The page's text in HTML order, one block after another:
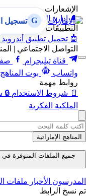
الإشعارات
🔔 إدارة الإشعارات
التطبيقات
🤖 تحميل تطبيق أندرويد
التواصل الاجتماعي |
قناة تيليجرام
واتساب
بوت المناهج
روابط مهمة
📄 شروط الاستخدام 🔒
الملكية الفكرية
G تسجيل
المناهج الإماراتية
المدرسون الأخبار ملفات
تم نسخ الرابط